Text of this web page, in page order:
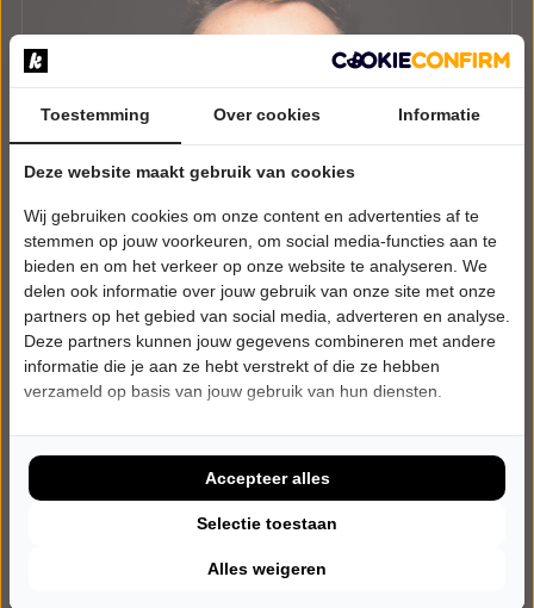
VRIJDAG 9 OKTOBER 2026 • 20:15 UUR
Tickets
Toestemming Over cookies Informatie
Deze website maakt gebruik van cookies
Wij gebruiken cookies om onze content en advertenties af te
stemmen op jouw voorkeuren, om social media-functies aan te
bieden en om het verkeer op onze website te analyseren. We
delen ook informatie over jouw gebruik van onze site met onze
partners op het gebied van social media, adverteren en analyse.
Deze partners kunnen jouw gegevens combineren met andere
informatie die je aan ze hebt verstrekt of die ze hebben
verzameld op basis van jouw gebruik van hun diensten.
Alles weigeren
Selectie toestaan
Accepteer alles